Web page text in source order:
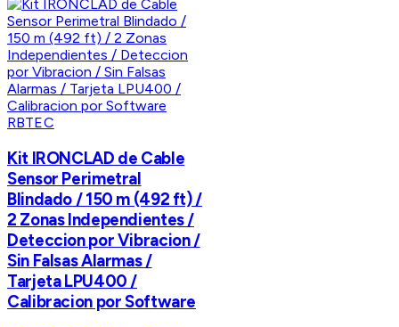
RBTEC
Kit IRONCLAD de Cable
Sensor Perimetral
Blindado / 150 m (492 ft) /
2 Zonas Independientes /
Deteccion por Vibracion /
Sin Falsas Alarmas /
Tarjeta LPU400 /
Calibracion por Software